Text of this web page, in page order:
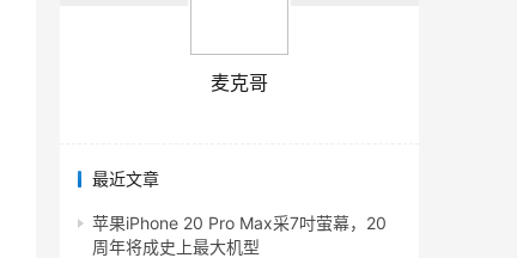
麦克哥
最近文章
苹果iPhone 20 Pro Max采7吋萤幕，20
周年将成史上最大机型